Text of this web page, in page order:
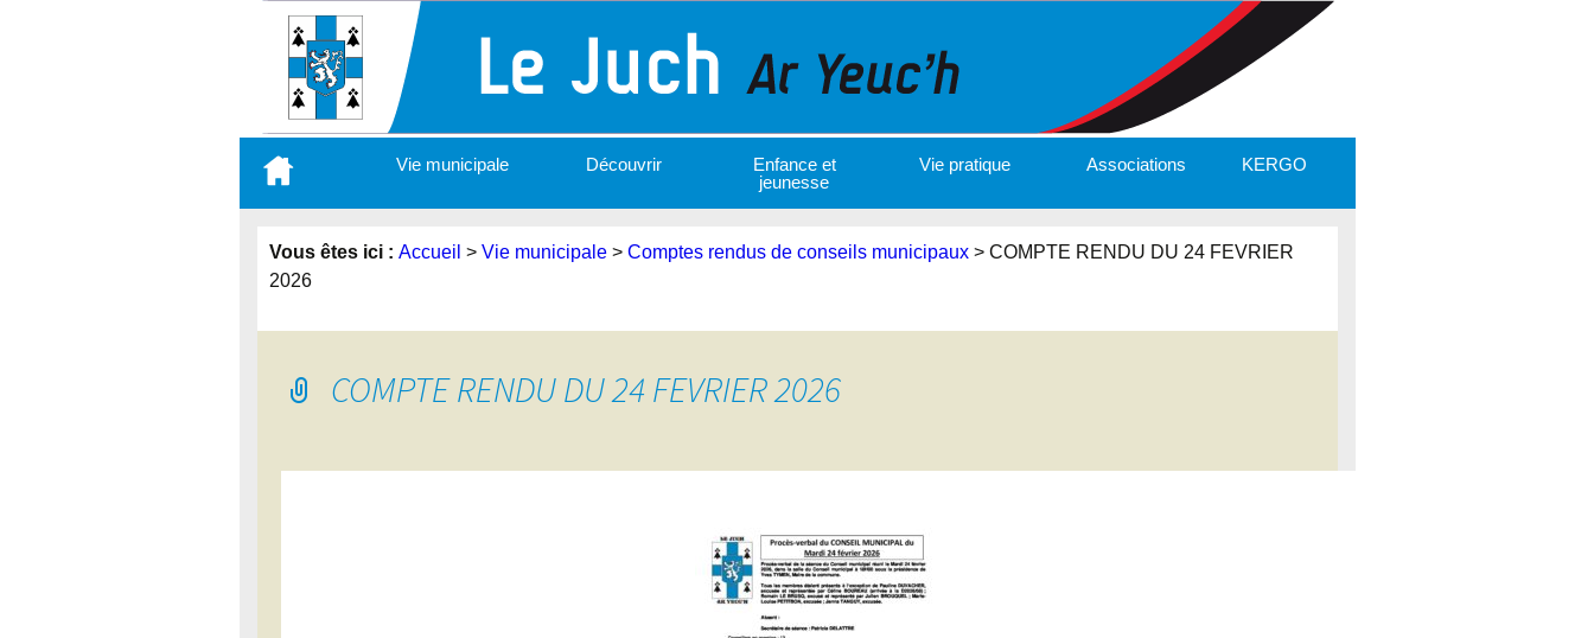
contenu
Vie municipale Découvrir
Enfance et
jeunesse
Vie pratique Associations KERGO
Vous êtes ici : Accueil > Vie municipale> Comptes rendus de conseils municipaux> COMPTE RENDU DU 24 FEVRIER
2026
COMPTE RENDU DU 24 FEVRIER 2026